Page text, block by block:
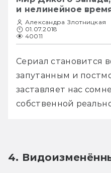
и нелинейное
Александра Злотницкая
01.07.2018
40011
Сериал становится
запутанным и
заставляет нас
собственной
4.